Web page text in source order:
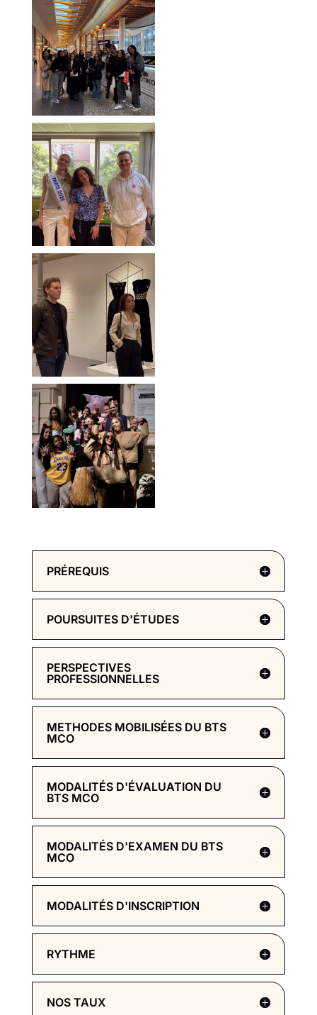
PRÉREQUIS
POURSUITES D'ÉTUDES
PERSPECTIVES
PROFESSIONNELLES
METHODES MOBILISÉES DU BTS
MCO
MODALITÉS D'ÉVALUATION DU
BTS MCO
MODALITÉS D'EXAMEN DU BTS
MCO
MODALITÉS D'INSCRIPTION
RYTHME
NOS TAUX